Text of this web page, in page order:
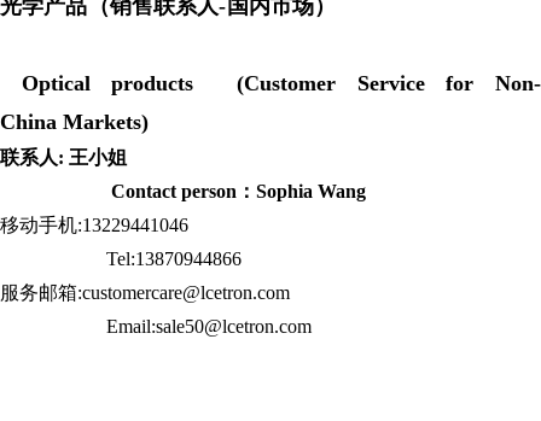
光学产品（销售联系人-国内市场）
Optical products (Customer Service for Non-
China Markets)
联系人: 王小姐
Contact person：Sophia Wang
移动手机:13229441046
Tel:13870944866
服务邮箱:customercare@lcetron.com
Email:sale50@lcetron.com